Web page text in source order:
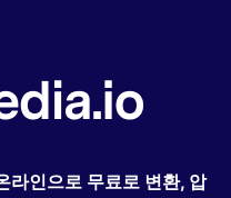
라인으로 무료로 변환, 압